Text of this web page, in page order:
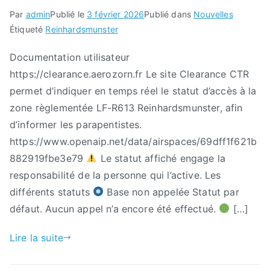
Par adminPublié le 3 février 2026Publié dans Nouvelles
Étiqueté Reinhardsmunster
Documentation utilisateur
https://clearance.aerozorn.fr Le site Clearance CTR
permet d’indiquer en temps réel le statut d’accès à la
zone règlementée LF-R613 Reinhardsmunster, afin
d’informer les parapentistes.
https://www.openaip.net/data/airspaces/69dff1f621b
882919fbe3e79
Le statut affiché engage la
responsabilité de la personne qui l’active. Les
différents statuts
Base non appelée Statut par
défaut. Aucun appel n’a encore été effectué.
[…]
Lire la suite